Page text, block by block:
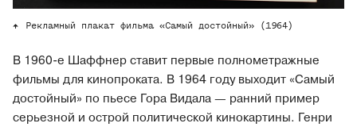
Рекламный плакат фильма «Самый достойный» (1964)
В 1960-е Шаффнер ставит первые полнометражные
фильмы для кинопроката. В 1964 году выходит «Самый
достойный» по пьесе Гора Видала — ранний пример
серьезной и острой политической кинокартины. Генри